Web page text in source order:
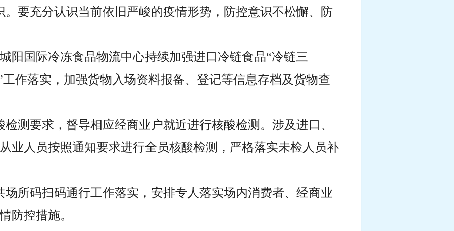
。要充分认识当前依旧严峻的疫情形势，防控意识不松懈、防
阳国际冷冻食品物流中心持续加强进口冷链食品“冷链三
工作落实，加强货物入场资料报备、登记等信息存档及货物查
检测要求，督导相应经商业户就近进行核酸检测。涉及进口、
业人员按照通知要求进行全员核酸检测，严格落实未检人员补
场所码扫码通行工作落实，安排专人落实场内消费者、经商业
防控措施。